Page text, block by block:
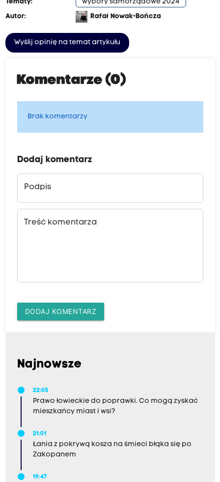
Tematy:
wybory samorządowe 2024
Autor:
Rafał Nowak-Bończa
Wyślij opinię na temat artykułu
Komentarze (0)
Brak komentarzy
Dodaj komentarz
Podpis
Treść komentarza
DODAJ KOMENTARZ
Najnowsze
22:05
Prawo łowieckie do poprawki. Co mogą zyskać
mieszkańcy miast i wsi?
21:01
Łania z pokrywą kosza na śmieci błąka się po
Zakopanem
19:47